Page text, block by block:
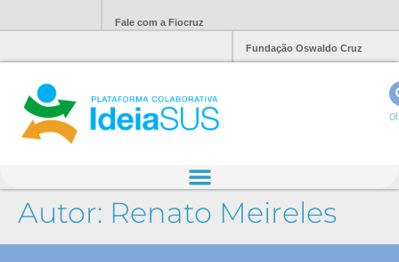
Fale com a Fiocruz
Fundação Oswaldo Cruz
Autor: Renato Meireles